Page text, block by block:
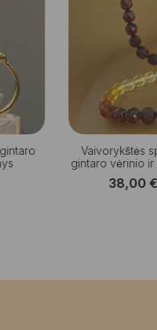
Vaivorykštės
gintaro vėrinio
38,00